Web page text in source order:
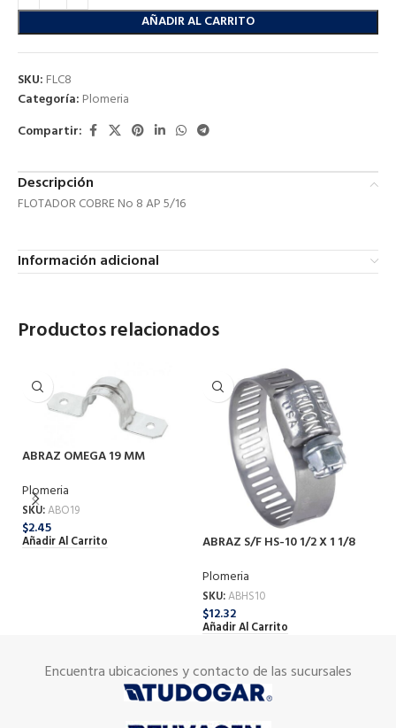
AÑADIR AL CARRITO
SKU: FLC8
Categoría: Plomeria
Compartir:
Descripción
FLOTADOR COBRE No 8 AP 5/16
Información adicional
Productos relacionados
ABRAZ OMEGA 19 MM
Plomeria
SKU:ABO19
$2.45
Añadir Al Carrito
ABRAZ S/F HS-10 1/2 X 1 1/8
Plomeria
SKU:ABHS10
$12.32
Añadir Al Carrito
Encuentra ubicaciones y contacto de las sucursales